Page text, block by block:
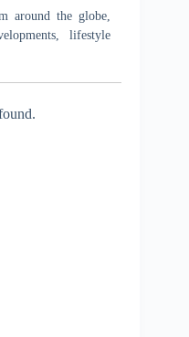
around the globe,
lifestyle